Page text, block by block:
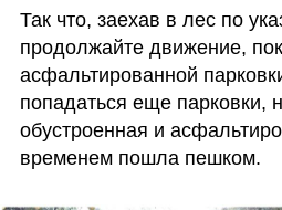
Так что, заехав в лес по
продолжайте движение,
асфальтированной
попадаться еще парковки,
обустроенная и
временем пошла пешком.